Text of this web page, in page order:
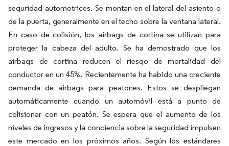
seguridad automotrices. Se montan en el lateral del asiento o
de la puerta, generalmente en el techo sobre la ventana lateral.
En caso de colisión, los airbags de cortina se utilizan para
proteger la cabeza del adulto. Se ha demostrado que los
airbags de cortina reducen el riesgo de mortalidad del
conductor en un 45%. Recientemente ha habido una creciente
demanda de airbags para peatones. Estos se despliegan
automáticamente cuando un automóvil está a punto de
colisionar con un peatón. Se espera que el aumento de los
niveles de ingresos y la conciencia sobre la seguridad impulsen
este mercado en los próximos años. Según los estándares